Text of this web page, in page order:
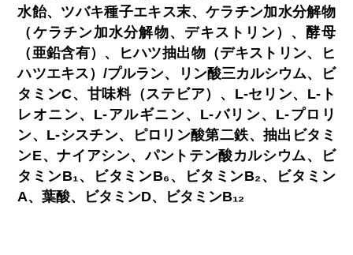
水飴、ツバキ種子エキス末、ケラチン加水分解物
（ケラチン加水分解物、デキストリン）、酵母
（亜鉛含有）、ヒハツ抽出物（デキストリン、ヒ
ハツエキス）/プルラン、リン酸三カルシウム、ビ
タミンC、甘味料（ステビア）、L-セリン、L-ト
レオニン、L-アルギニン、L-バリン、L-プロリ
ン、L-シスチン、ピロリン酸第二鉄、抽出ビタミ
ンE、ナイアシン、パントテン酸カルシウム、ビ
タミンB₁、ビタミンB₆、ビタミンB₂、ビタミン
A、葉酸、ビタミンD、ビタミンB₁₂